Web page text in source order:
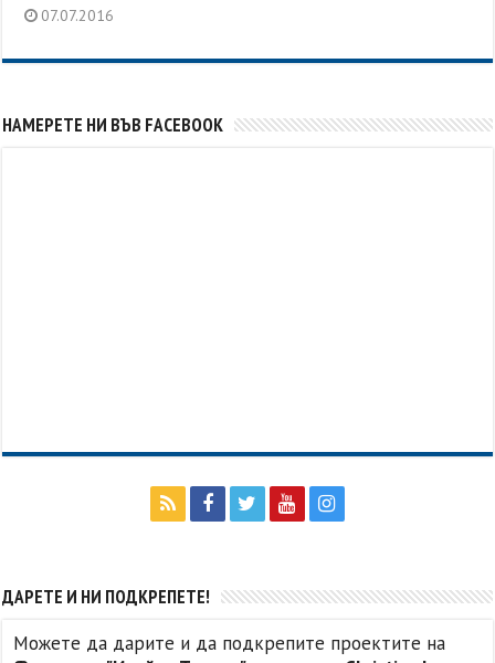
07.07.2016
НАМЕРЕТЕ НИ ВЪВ FACEBOOK
ДАРЕТЕ И НИ ПОДКРЕПЕТЕ!
Можете да дарите и да подкрепите проектите на